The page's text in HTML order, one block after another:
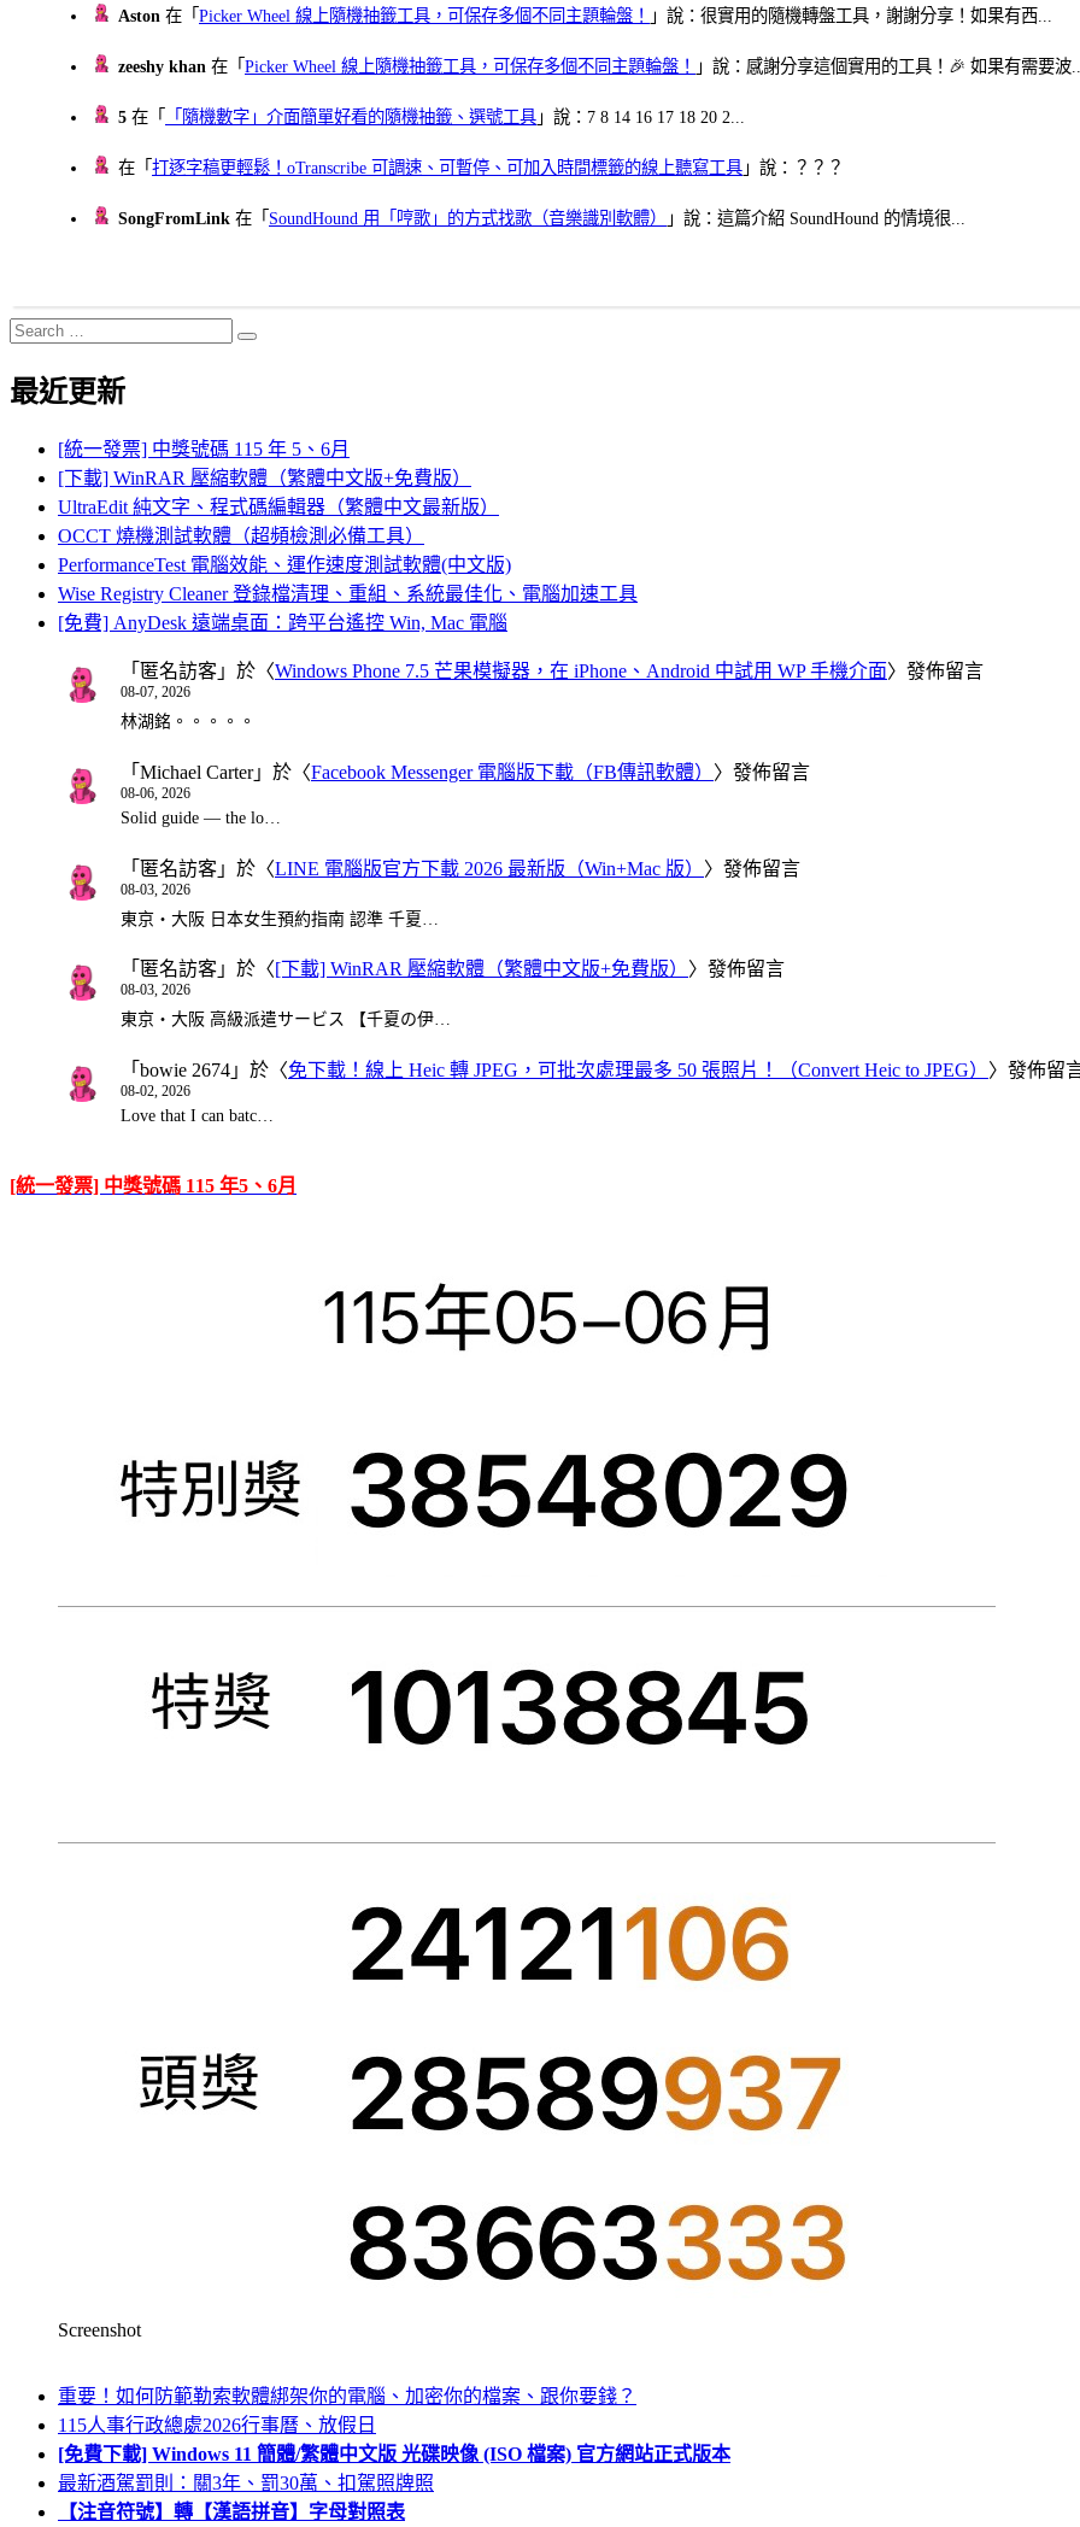
Aston 在「Picker Wheel 線上隨機抽籤工具，可保存多個不同主題輪盤！ 」說：很實用的隨機轉盤工具，謝謝分享！如果有西...
zeeshy khan 在「Picker Wheel 線上隨機抽籤工具，可保存多個不同主題輪盤！ 」說：感謝分享這個實用的工具！🎉 如果有需要波
5 在「 「隨機數字」介面簡單好看的隨機抽籤、選號工具 」說：7 8 14 16 17 18 20 2...
在「打逐字稿更輕鬆！oTranscribe 可調速、可暫停、可加入時間標籤的線上聽寫工具 」說：？？？
SongFromLink 在「 SoundHound 用「哼歌」的方式找歌（音樂識別軟體） 」說：這篇介紹 SoundHound 的情境很...
Search
for:
Search
最近更新
[統一發票] 中獎號碼 115 年 5、6月
[下載] WinRAR 壓縮軟體（繁體中文版+免費版）
UltraEdit 純文字、程式碼編輯器（繁體中文最新版）
OCCT 燒機測試軟體（超頻檢測必備工具）
PerformanceTest 電腦效能、運作速度測試軟體(中文版)
Wise Registry Cleaner 登錄檔清理、重組、系統最佳化、電腦加速工具
[免費] AnyDesk 遠端桌面：跨平台遙控 Win, Mac 電腦
「 匿名訪客 」於〈Windows Phone 7.5 芒果模擬器，在 iPhone、Android 中試用 WP 手機介面〉發佈留言
08-07, 2026
林湖銘。。。。。
「 Michael Carter」於〈Facebook Messenger 電腦版下載（FB傳訊軟體） 〉發佈留言
08-06, 2026
Solid guide — the lo…
「 匿名訪客 」於〈LINE 電腦版官方下載 2026 最新版（Win+Mac 版） 〉發佈留言
08-03, 2026
東京・大阪 日本女生預約指南 認準 千夏…
「 匿名訪客 」於〈[下載] WinRAR 壓縮軟體（繁體中文版+免費版） 〉發佈留言
08-03, 2026
東京・大阪 高級派遣サービス 【千夏の伊…
「 bowie 2674 」於〈免下載！線上 Heic 轉 JPEG，可批次處理最多 50 張照片！（Convert Heic to JPEG） 〉發佈留
08-02, 2026
Love that I can batc…
[統一發票] 中獎號碼 115 年5、6月
Screenshot
重要！如何防範勒索軟體綁架你的電腦、加密你的檔案、跟你要錢？
115人事行政總處2026行事曆、放假日
[免費下載] Windows 11 簡體/繁體中文版 光碟映像 (ISO 檔案) 官方網站正式版本
最新酒駕罰則：關3年、罰30萬、扣駕照牌照
【注音符號】轉【漢語拼音】字母對照表